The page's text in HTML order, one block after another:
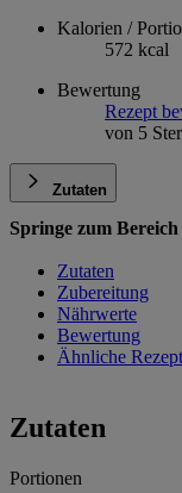
Kalorien /
572 kcal
Bewertung
Rezept
von 5
Zutaten
Springe zum Bereich
Zutaten
Zubereitung
Nährwerte
Bewertung
Ähnliche
Zutaten
Portionen